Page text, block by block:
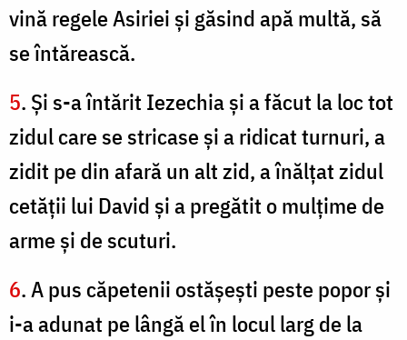
vină regele Asiriei şi găsind apă multă, să
se întărească.
5. Şi s-a întărit Iezechia şi a făcut la loc tot
zidul care se stricase şi a ridicat turnuri, a
zidit pe din afară un alt zid, a înălţat zidul
cetăţii lui David şi a pregătit o mulţime de
arme şi de scuturi.
6. A pus căpetenii ostăşeşti peste popor şi
i-a adunat pe lângă el în locul larg de la